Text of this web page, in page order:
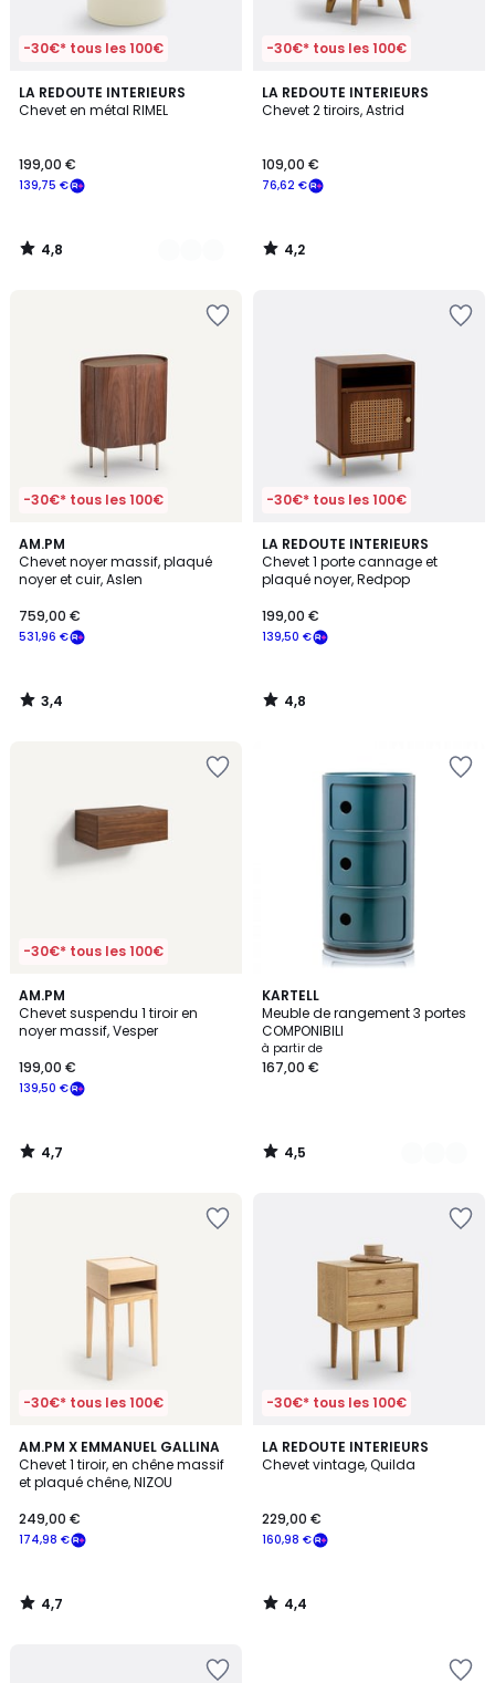
-30€* tous les 100€
LA REDOUTE INTERIEURS
Chevet en métal RIMEL
139,75 €
199,00 €
4,8
/ 5
3
Couleurs
4,8
/
-30€* tous les 100€
LA REDOUTE INTERIEURS
Chevet 2 tiroirs, Astrid
76,62 €
109,00 €
4,2
/ 5
4,2
/
-30€* tous les 100€
AM.PM
Chevet noyer massif, plaqué
noyer et cuir, Aslen
531,96 €
759,00 €
3,4
/ 5
3,4
/
-30€* tous les 100€
LA REDOUTE INTERIEURS
Chevet 1 porte cannage et
plaqué noyer, Redpop
139,50 €
199,00 €
4,8
/ 5
4,8
/
-30€* tous les 100€
AM.PM
Chevet suspendu 1 tiroir en
noyer massif, Vesper
139,50 €
199,00 €
4,7
/ 5
4,7
/
KARTELL
Meuble de rangement 3 portes
COMPONIBILI
à partir de
167,00 €
4,5
/ 5
13
Couleurs
4,5
/
-30€* tous les 100€
AM.PM X EMMANUEL GALLINA
Chevet 1 tiroir, en chêne massif
et plaqué chêne, NIZOU
174,98 €
249,00 €
4,7
/ 5
4,7
/
-30€* tous les 100€
LA REDOUTE INTERIEURS
Chevet vintage, Quilda
160,98 €
229,00 €
4,4
/ 5
4,4
/